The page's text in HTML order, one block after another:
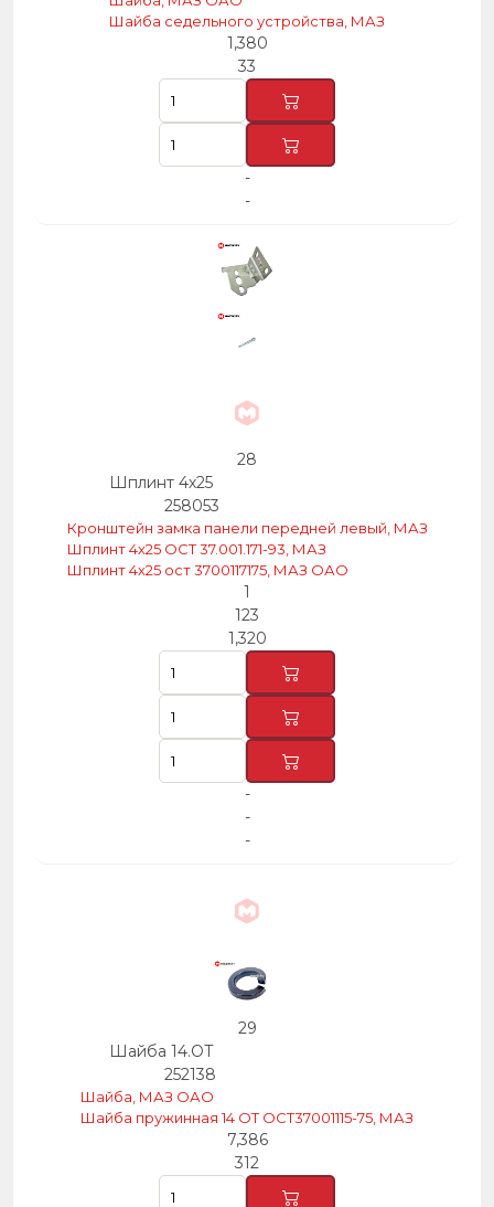
Шайба седельного устройства, МАЗ
1,380
33
-
-
28
Шплинт 4х25
258053
Кронштейн замка панели передней левый, МАЗ
Шплинт 4х25 ОСТ 37.001.171-93, МАЗ
Шплинт 4х25 ост 3700117175, МАЗ ОАО
1
123
1,320
-
-
-
29
Шайба 14.ОТ
252138
Шайба, МАЗ ОАО
Шайба пружинная 14 ОТ ОСТ37001115-75, МАЗ
7,386
312